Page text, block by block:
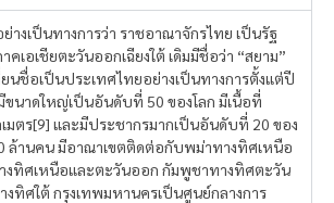
างเป็นทางการว่า ราชอาณาจักรไทย เป็นรัฐ
เอเชียตะวันออกเฉียงใต้ เดิมมีชื่อว่า “สยาม”
นชื่อเป็นประเทศไทยอย่างเป็นทางการตั้งแต่ปี
ขนาดใหญ่เป็นอันดับที่ 50 ของโลก มีเนื้อที่
เมตร[9] และมีประชากรมากเป็นอันดับที่ 20 ของ
ล้านคน มีอาณาเขตติดต่อกับพม่าทางทิศเหนือ
งทิศเหนือและตะวันออก กัมพูชาทางทิศตะวัน
งทิศใต้ กรุงเทพมหานครเป็นศูนย์กลางการ